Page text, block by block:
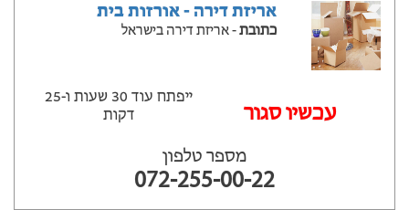
אריזת דירה - אורזות בית
כתובת- אריזת דירה בישראל
עכשיו סגור
ייפתח עוד 30 שעות ‫ו-25
דקות
מספר טלפון
072-255-00-22